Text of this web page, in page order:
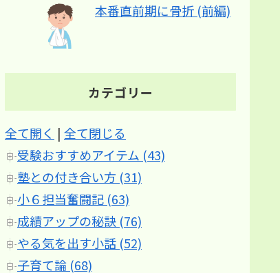
本番直前期に骨折 (前編)
カテゴリー
全て開く | 全て閉じる
受験おすすめアイテム (43)
塾との付き合い方 (31)
小６担当奮闘記 (63)
成績アップの秘訣 (76)
やる気を出す小話 (52)
子育て論 (68)